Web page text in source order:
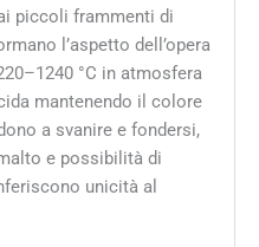
piccoli frammenti di
l’aspetto dell’opera
°C in atmosfera
mantenendo il colore
a svanire e fondersi,
e possibilità di
unicità al